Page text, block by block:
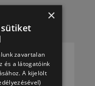
×
zavartalan
és a látogatóink
A kijelölt